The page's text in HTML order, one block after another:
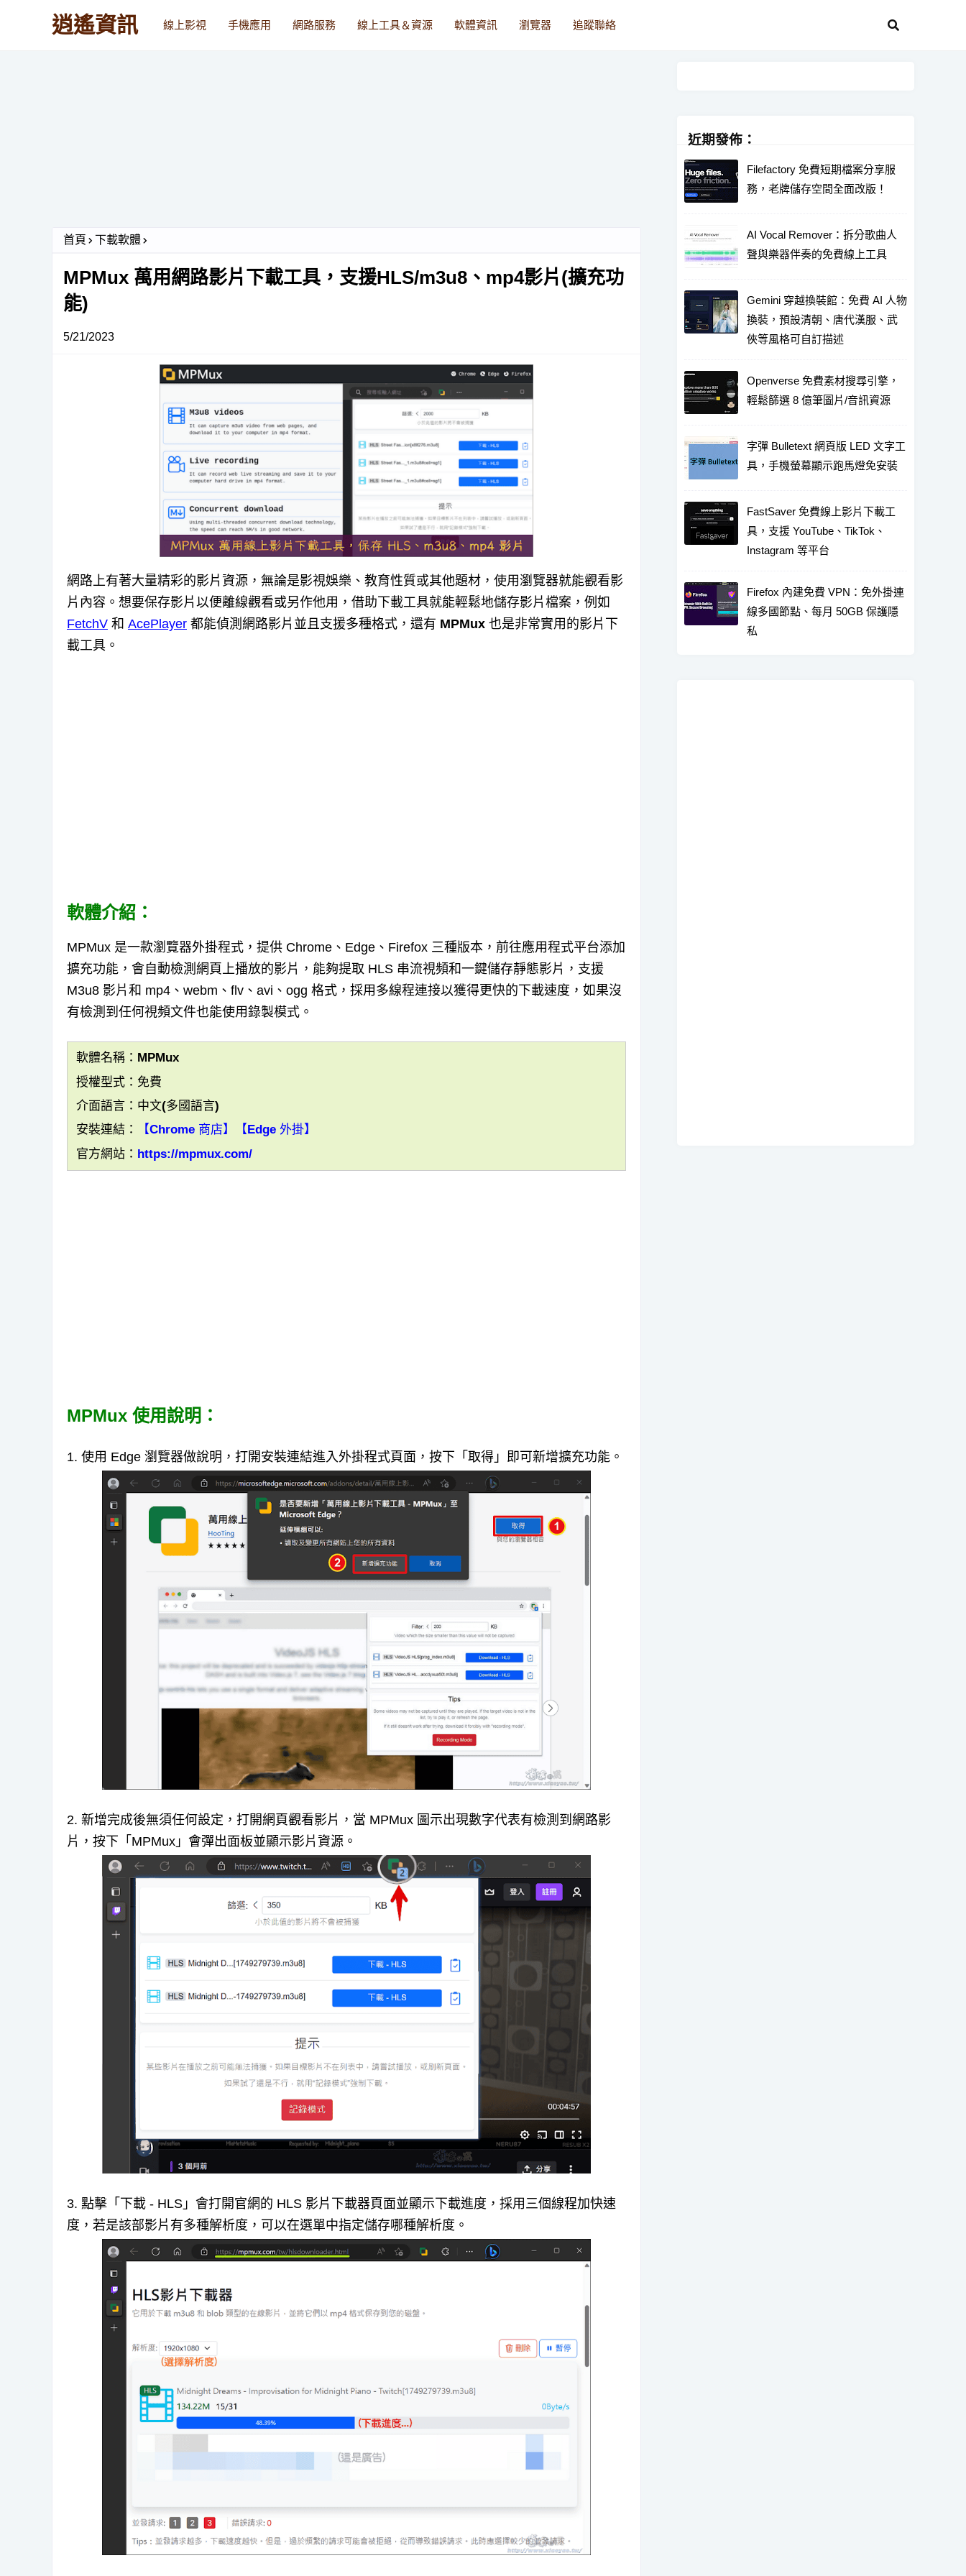
逍遙資訊 線上影視 手機應用 網路服務 線上工具＆資源 軟體資訊 瀏覽器 追蹤聯絡
首頁 下載軟體
MPMux 萬用網路影片下載工具，支援HLS/m3u8、mp4影片(擴充功
能)
5/21/2023
網路上有著大量精彩的影片資源，無論是影視娛樂、教育性質或其他題材，使用瀏覽器就能觀看影
片內容。想要保存影片以便離線觀看或另作他用，借助下載工具就能輕鬆地儲存影片檔案，例如
FetchV 和 AcePlayer 都能偵測網路影片並且支援多種格式，還有 MPMux 也是非常實用的影片下
載工具。
軟體介紹：
MPMux 是一款瀏覽器外掛程式，提供 Chrome、Edge、Firefox 三種版本，前往應用程式平台添加
擴充功能，會自動檢測網頁上播放的影片，能夠提取 HLS 串流視頻和一鍵儲存靜態影片，支援
M3u8 影片和 mp4、webm、flv、avi、ogg 格式，採用多線程連接以獲得更快的下載速度，如果沒
有檢測到任何視頻文件也能使用錄製模式。
軟體名稱：MPMux
授權型式：免費
介面語言：中文(多國語言)
安裝連結：
【Chrome 商店】
【Edge 外掛】
官方網站： https://mpmux.com/
MPMux 使用說明：
1. 使用 Edge 瀏覽器做說明，打開安裝連結進入外掛程式頁面，按下「取得」即可新增擴充功能。
2. 新增完成後無須任何設定，打開網頁觀看影片，當 MPMux 圖示出現數字代表有檢測到網路影
片，按下「MPMux」會彈出面板並顯示影片資源。
3. 點擊「下載 - HLS」會打開官網的 HLS 影片下載器頁面並顯示下載進度，採用三個線程加快速
度，若是該部影片有多種解析度，可以在選單中指定儲存哪種解析度。
近期發佈：
Filefactory 免費短期檔案分享服
務，老牌儲存空間全面改版！
AI Vocal Remover：拆分歌曲人
聲與樂器伴奏的免費線上工具
Gemini 穿越換裝館：免費 AI 人物
換裝，預設清朝、唐代漢服、武
俠等風格可自訂描述
Openverse 免費素材搜尋引擎，
輕鬆篩選 8 億筆圖片/音訊資源
字彈 Bulletext 網頁版 LED 文字工
具，手機螢幕顯示跑馬燈免安裝
FastSaver 免費線上影片下載工
具，支援 YouTube、TikTok、
Instagram 等平台
Firefox 內建免費 VPN：免外掛連
線多國節點、每月 50GB 保護隱
私